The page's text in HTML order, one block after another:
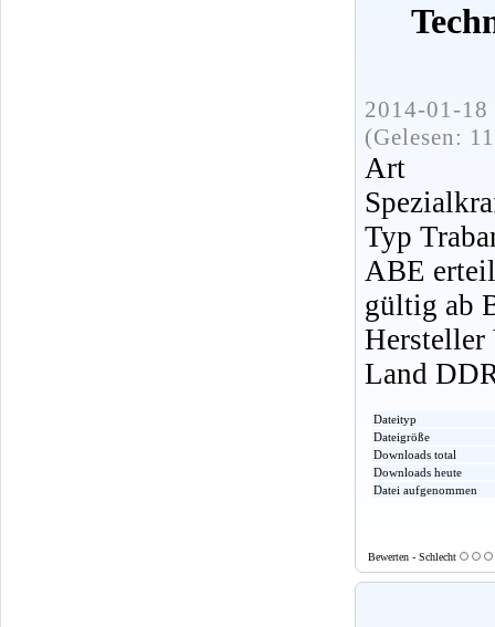
2014-01-
(Gelesen:
Art
Typ
ABE
gültig ab
Land
Dateityp
Dateigröße
Downloads total
Downloads heute
Datei aufgenommen
Bewerten - Schlecht